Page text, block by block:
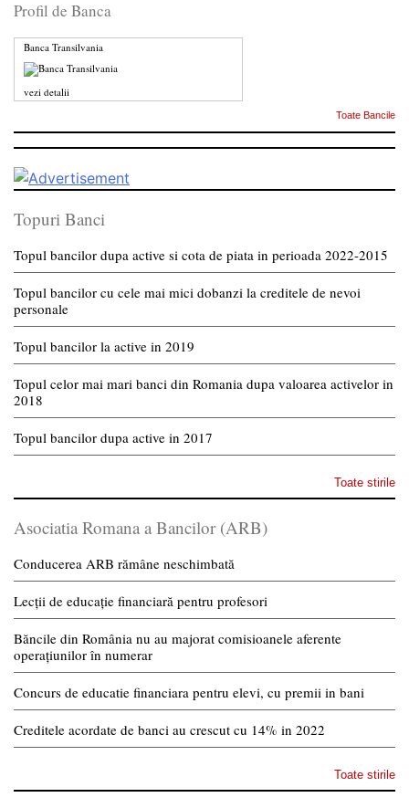
Profil de Banca
Banca Transilvania
vezi detalii
Toate Bancile
Topuri Banci
Topul bancilor dupa active si cota de piata in perioada 2022-2015
Topul bancilor cu cele mai mici dobanzi la creditele de nevoi
personale
Topul bancilor la active in 2019
Topul celor mai mari banci din Romania dupa valoarea activelor in
2018
Topul bancilor dupa active in 2017
Toate stirile
Asociatia Romana a Bancilor (ARB)
Conducerea ARB rămâne neschimbată
Lecții de educație financiară pentru profesori
Băncile din România nu au majorat comisioanele aferente
operațiunilor în numerar
Concurs de educatie financiara pentru elevi, cu premii in bani
Creditele acordate de banci au crescut cu 14% in 2022
Toate stirile